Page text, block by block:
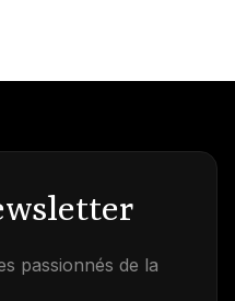
passionnés de la